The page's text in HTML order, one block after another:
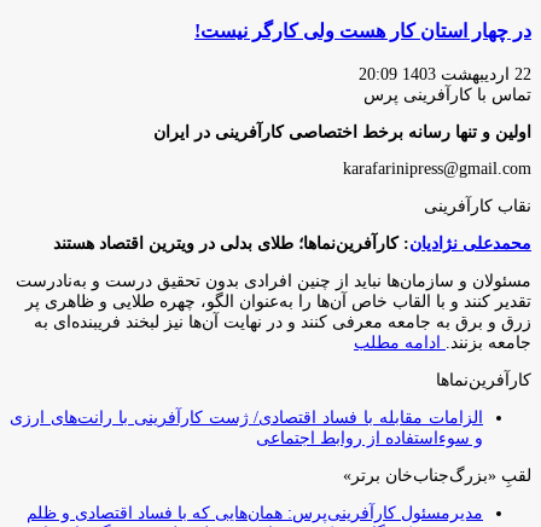
در چهار استان کار هست ولی کارگر نیست!
22 اردیبهشت 1403 20:09
تماس با کارآفرینی پرس
اولین و تنها رسانه برخط اختصاصی کارآفرینی در ایران
karafarinipress@gmail.com
نقاب کارآفرینی
محمدعلی نژادیان: کارآفرین‌نماها؛ طلای بدلی در ویترین اقتصاد هستند
مسئولان و سازمان‌ها نباید از چنین افرادی بدون تحقیق درست و به‌نادرست
تقدیر کنند و با القاب خاص آ‌ن‌ها را به‌عنوان الگو، چهره طلایی و ظاهری پر
زرق و برق به جامعه معرفی کنند و در نهایت آن‌ها نیز لبخند فریبنده‌ای به
جامعه بزنند.
ادامه مطلب
کارآفرین‌نماها
الزامات مقابله با فساد اقتصادی/ ژست کارآفرینی با رانت‌های ارزی
و سوءاستفاده از روابط اجتماعی
لقبِ «بزرگ‌جناب‌خان برتر»
مدیرمسئول کارآفرینی‌پرس: همان‌هایی که با فساد اقتصادی و ظلم